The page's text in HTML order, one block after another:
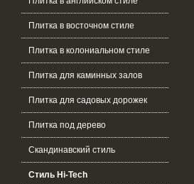
Плитка в восточном стиле
Плитка в колониальном стиле
Плитка для каминных залов
Плитка для садовых дорожек
Плитка под дерево
Скандинавский стиль
Стиль Hi-Tech